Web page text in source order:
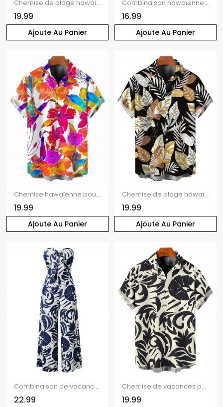
Ajoute Au Panier
Chemise de plage hawaïenne pour homme, imprimé aquarelle de feuilles de palmier monstera, boutonnée
19.99
Ajoute Au Panier
Combinaison hawaïenne à imprimé floral aquarelle coloré, poche et épaules dénudées
16.99
Ajoute Au Panier
Chemise hawaïenne pour homme, imprimé floral aquarelle coloré, boutonnée
19.99
Ajoute Au Panier
Chemise de plage hawaïenne pour homme, style rétro tropical, imprimé botanique à feuilles, boutonnée
19.99
Combinaison de vacances à imprimé botanique et silhouette de feuilles, nœud papillon, épaules dénudées, jambes larges
22.99
Chemise de vacances pour homme à imprimé botanique de feuilles et de volutes, boutonnée
19.99